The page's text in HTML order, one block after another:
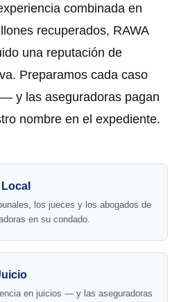
combinada en
recuperados, RAWA
una reputación de
Preparamos cada caso
y las aseguradoras pagan
nombre en el expediente.
los jueces y los abogados de
en su condado.
en juicios — y las aseguradoras